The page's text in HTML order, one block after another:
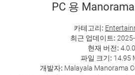
PC 용
카테고리:
최근 업데이트:
현재 버전: 4.0.0
파일 크기: 14.95
개발자: Malayala Manorama